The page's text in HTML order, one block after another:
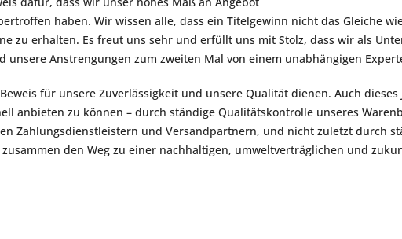
haben. Wir wissen alle, dass ein Titelgewinn nicht das Gleiche
zu erhalten. Es freut uns sehr und erfüllt uns mit Stolz, dass wir als
Anstrengungen zum zweiten Mal von einem unabhängigen
für unsere Zuverlässigkeit und unsere Qualität dienen. Auch
anbieten zu können – durch ständige Qualitätskontrolle unseres
Zahlungsdienstleistern und Versandpartnern, und nicht zuletzt durch
den Weg zu einer nachhaltigen, umweltverträglichen und